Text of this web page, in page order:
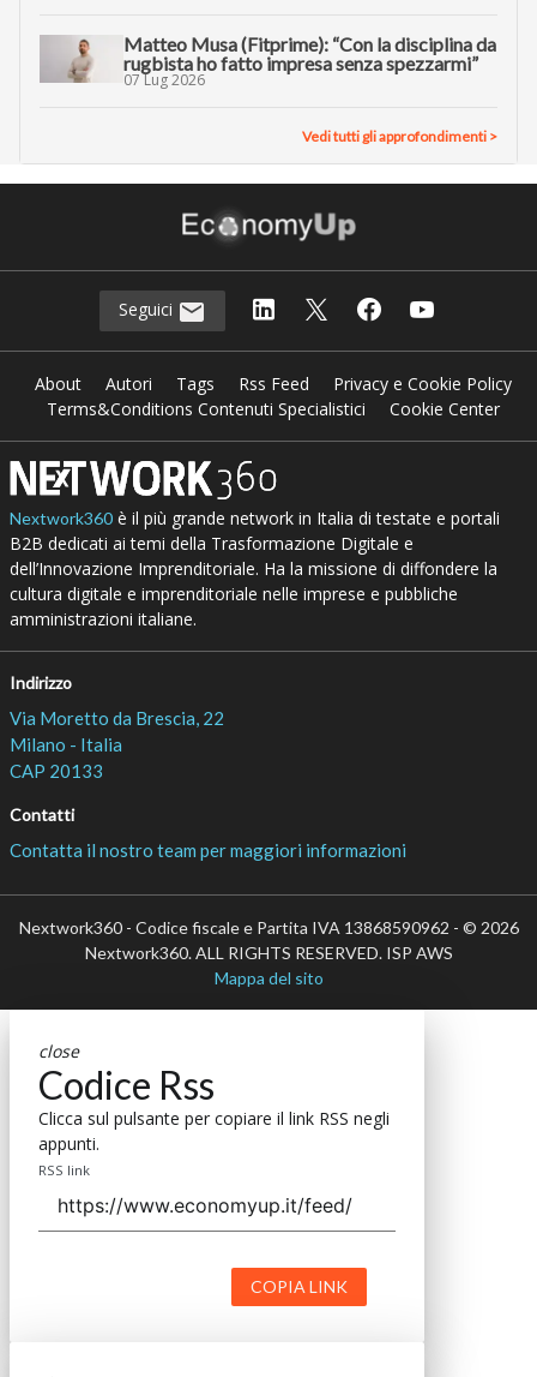
Matteo Musa (Fitprime): “Con la disciplina da
rugbista ho fatto impresa senza spezzarmi”
07 Lug 2026
Vedi tutti gli approfondimenti >
Seguici
About Autori Tags Rss Feed
Privacy e Cookie Policy
Terms&Conditions Contenuti Specialistici
Cookie Center
Nextwork360è il più grande network in Italia di testate e portali
B2B dedicati ai temi della Trasformazione Digitale e
dell’Innovazione Imprenditoriale. Ha la missione di diffondere la
cultura digitale e imprenditoriale nelle imprese e pubbliche
amministrazioni italiane.
Indirizzo
Via Moretto da Brescia, 22
Milano - Italia
CAP 20133
Contatti
Contatta il nostro team per maggiori informazioni
Nextwork360 - Codice fiscale e Partita IVA 13868590962 - © 2026
Nextwork360. ALL RIGHTS RESERVED. ISP AWS
Mappa del sito
close
Codice Rss
Clicca sul pulsante per copiare il link RSS negli
appunti.
RSS link
COPIA LINK